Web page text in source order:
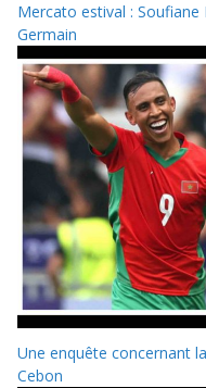
Mercato estival : Soufiane
Germain
Une enquête concernant
Cebon